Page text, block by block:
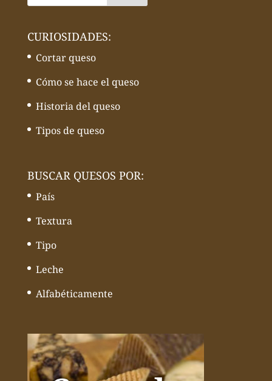
CURIOSIDADES:
Cortar queso
Cómo se hace el queso
Historia del queso
Tipos de queso
BUSCAR QUESOS POR:
País
Textura
Tipo
Leche
Alfabéticamente